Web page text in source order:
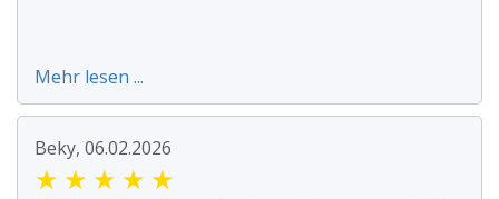
Mehr lesen ...
Beky, 06.02.2026
★ ★ ★ ★ ★